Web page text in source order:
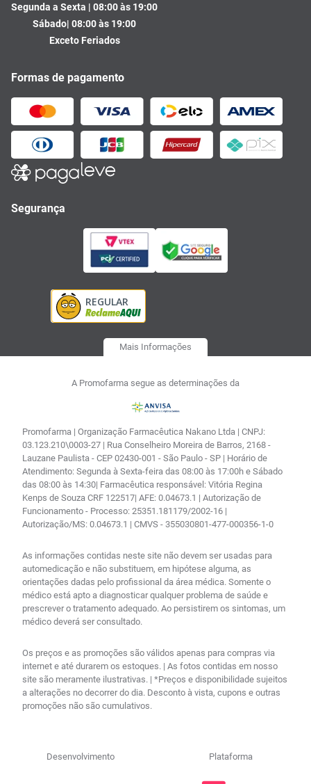
Segunda a Sexta | 08:00 às 19:00
Sábado| 08:00 às 19:00
Exceto Feriados
Formas de pagamento
Segurança
Mais Informações
A Promofarma segue as determinações da
Promofarma | Organização Farmacêutica Nakano Ltda | CNPJ:
03.123.210\0003-27 | Rua Conselheiro Moreira de Barros, 2168 -
Lauzane Paulista - CEP 02430-001 - São Paulo - SP | Horário de
Atendimento: Segunda à Sexta-feira das 08:00 às 17:00h e Sábado
das 08:00 às 14:30| Farmacêutica responsável: Vitória Regina
Kenps de Souza CRF 122517| AFE: 0.04673.1 | Autorização de
Funcionamento - Processo: 25351.181179/2002-16 |
Autorização/MS: 0.04673.1 | CMVS - 355030801-477-000356-1-0
As informações contidas neste site não devem ser usadas para
automedicação e não substituem, em hipótese alguma, as
orientações dadas pelo profissional da área médica. Somente o
médico está apto a diagnosticar qualquer problema de saúde e
prescrever o tratamento adequado. Ao persistirem os sintomas, um
médico deverá ser consultado.
Os preços e as promoções são válidos apenas para compras via
internet e até durarem os estoques. | As fotos contidas em nosso
site são meramente ilustrativas. | *Preços e disponibilidade sujeitos
a alterações no decorrer do dia. Desconto à vista, cupons e outras
promoções não são cumulativos.
Desenvolvimento Plataforma